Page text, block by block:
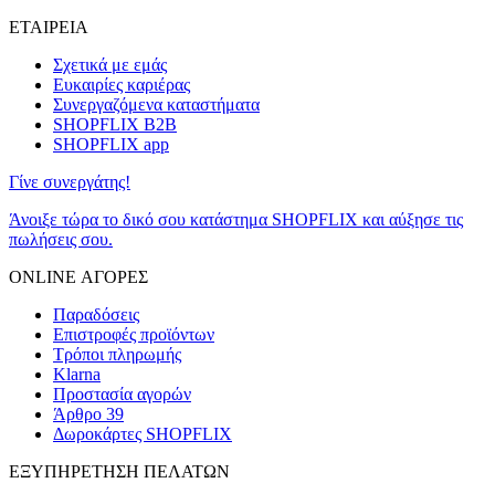
ΕΤΑΙΡΕΙΑ
Σχετικά με εμάς
Ευκαιρίες καριέρας
Συνεργαζόμενα καταστήματα
SHOPFLIX B2B
SHOPFLIX app
Γίνε συνεργάτης!
Άνοιξε τώρα το δικό σου κατάστημα SHOPFLIX και αύξησε τις
πωλήσεις σου.
ONLINE ΑΓΟΡΕΣ
Παραδόσεις
Επιστροφές προϊόντων
Τρόποι πληρωμής
Klarna
Προστασία αγορών
Άρθρο 39
Δωροκάρτες SHOPFLIX
ΕΞΥΠΗΡΕΤΗΣΗ ΠΕΛΑΤΩΝ